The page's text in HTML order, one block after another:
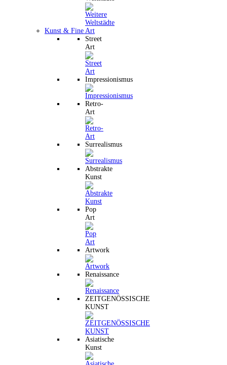
Kunst & Fine Art
Street
Art
Impressionismus
Retro-
Art
Surrealismus
Abstrakte
Kunst
Pop
Art
Artwork
Renaissance
ZEITGENÖSSISCHE
KUNST
Asiatische
Kunst